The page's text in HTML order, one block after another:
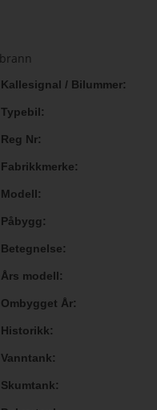
Kallesignal / Bilummer
Typebil
Reg Nr
Fabrikkmerke
Modell
Påbygg
Betegnelse
Års modell
Ombygget År
Historikk
Vanntank
Skumtank